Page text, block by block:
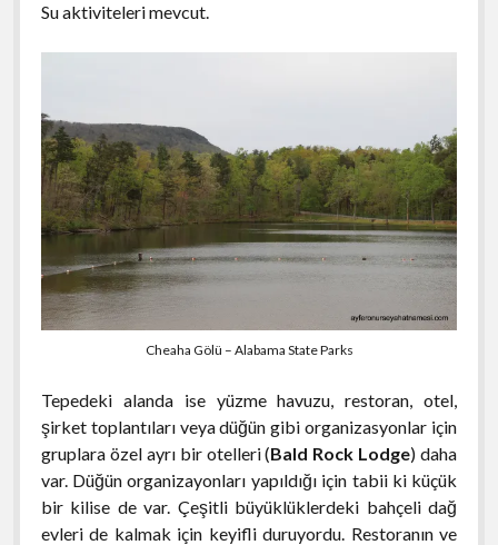
Su aktiviteleri mevcut.
Cheaha Gölü – Alabama State Parks
Tepedeki alanda ise yüzme havuzu, restoran, otel,
şirket toplantıları veya düğün gibi organizasyonlar için
gruplara özel ayrı bir otelleri (Bald Rock Lodge) daha
var. Düğün organizayonları yapıldığı için tabii ki küçük
bir kilise de var. Çeşitli büyüklüklerdeki bahçeli dağ
evleri de kalmak için keyifli duruyordu. Restoranın ve